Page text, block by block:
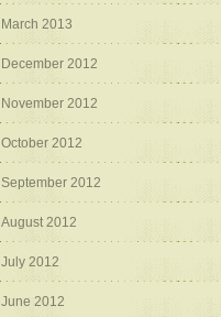
March 2013
December 2012
November 2012
October 2012
September 2012
August 2012
July 2012
June 2012